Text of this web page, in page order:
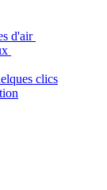
d'air
clics